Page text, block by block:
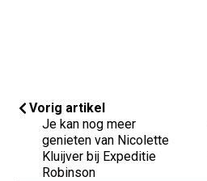
Vorig artikel
Je kan nog meer
genieten van Nicolette
Kluijver bij Expeditie
Robinson